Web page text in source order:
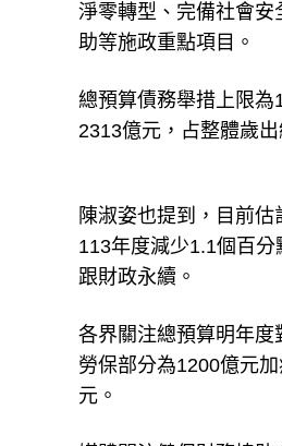
淨零轉型、完備社會
助等施政重點項目。
總預算債務舉措上限
2313億元，占整體歲出
陳淑姿也提到，目前
113年度減少1.1個百
跟財政永續。
各界關注總預算明年度
勞保部分為1200億元
元。